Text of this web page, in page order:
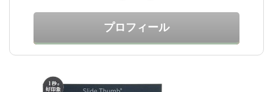
プロフィール